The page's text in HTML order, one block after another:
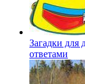
Загадки для
ответами